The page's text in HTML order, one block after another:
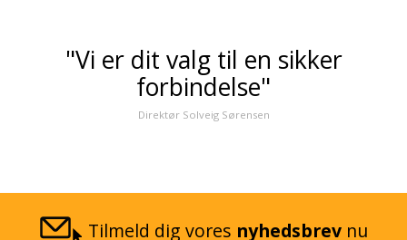
"Vi er dit valg til en sikker
forbindelse"
Direktør Solveig Sørensen
Tilmeld dig vores nyhedsbrev nu